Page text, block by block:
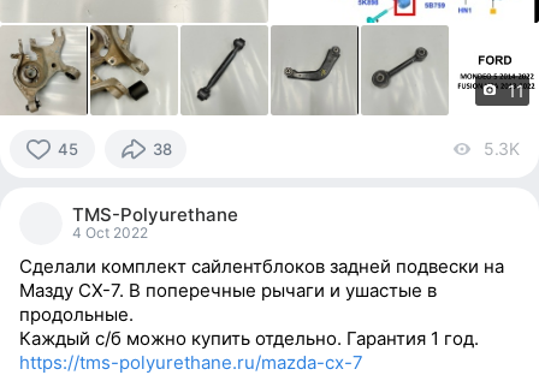
11
45 38 5.3K
TMS-Polyurethane
4 Oct 2022
Сделали комплект сайлентблоков задней подвески на
Мазду CX-7. В поперечные рычаги и ушастые в
продольные.
Каждый с/б можно купить отдельно. Гарантия 1 год.
https://tms-polyurethane.ru/mazda-cx-7